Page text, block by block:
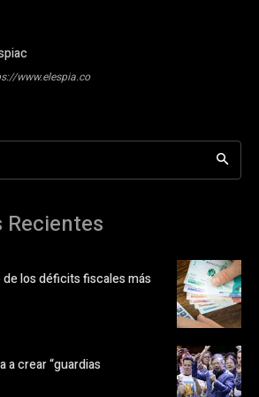
www.elespia.co
los déficits fiscales más
a crear “guardias